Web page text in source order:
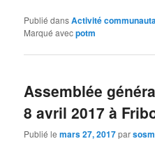
Publié dansActivité
Marqué avecpotm
Assemblée
8 avril 2017 à
Publié lemars 27, 2017par